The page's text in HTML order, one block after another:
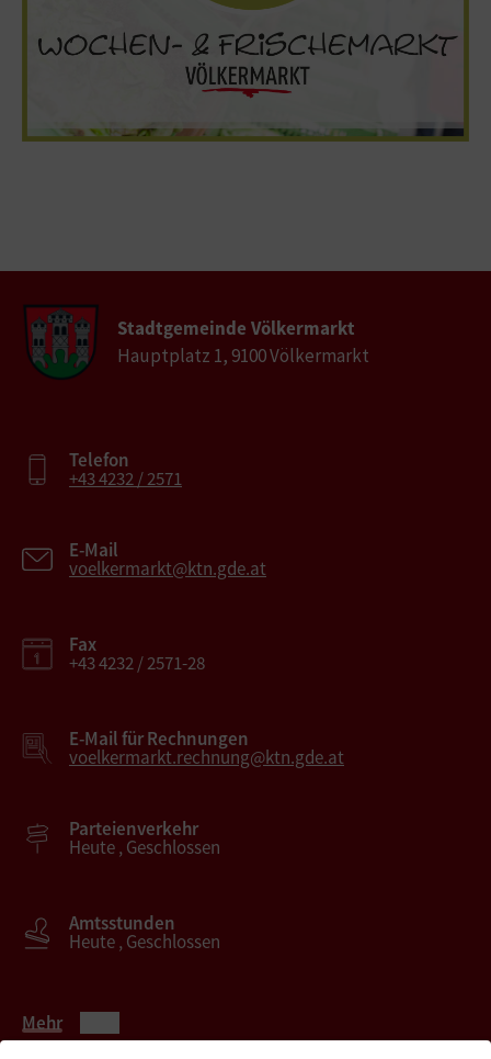
Stadtgemeinde Völkermarkt
Hauptplatz 1, 9100 Völkermarkt
Telefon
+43 4232 / 2571
E-Mail
voelkermarkt@ktn.gde.at
Fax
+43 4232 / 2571-28
E-Mail für Rechnungen
voelkermarkt.rechnung@ktn.gde.at
Parteienverkehr
Heute , Geschlossen
Amtsstunden
Heute , Geschlossen
Mehr